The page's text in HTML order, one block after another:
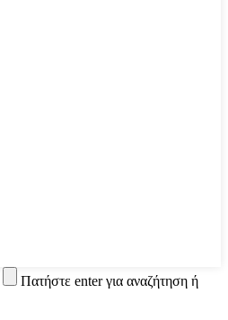
Πατήστε enter για αναζήτηση ή